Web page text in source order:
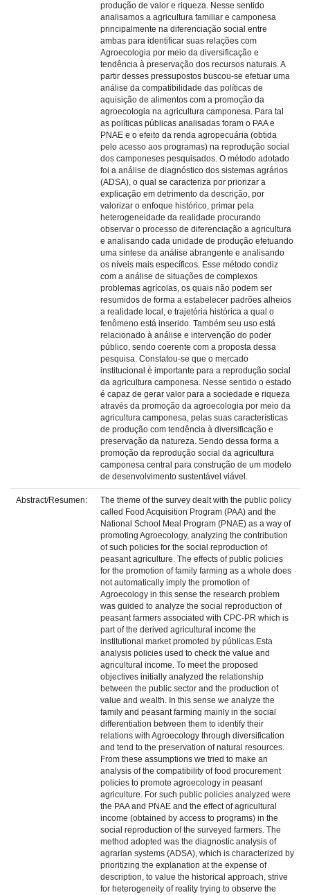
produção de valor e riqueza. Nesse sentido
analisamos a agricultura familiar e camponesa
principalmente na diferenciação social entre
ambas para identificar suas relações com
Agroecologia por meio da diversificação e
tendência à preservação dos recursos naturais. A
partir desses pressupostos buscou-se efetuar uma
análise da compatibilidade das políticas de
aquisição de alimentos com a promoção da
agroecologia na agricultura camponesa. Para tal
as políticas públicas analisadas foram o PAA e
PNAE e o efeito da renda agropecuária (obtida
pelo acesso aos programas) na reprodução social
dos camponeses pesquisados. O método adotado
foi a análise de diagnóstico dos sistemas agrários
(ADSA), o qual se caracteriza por priorizar a
explicação em detrimento da descrição, por
valorizar o enfoque histórico, primar pela
heterogeneidade da realidade procurando
observar o processo de diferenciação a agricultura
e analisando cada unidade de produção efetuando
uma síntese da análise abrangente e analisando
os níveis mais específicos. Esse método condiz
com a análise de situações de complexos
problemas agrícolas, os quais não podem ser
resumidos de forma a estabelecer padrões alheios
a realidade local, e trajetória histórica a qual o
fenômeno está inserido. Também seu uso está
relacionado à análise e intervenção do poder
público, sendo coerente com a proposta dessa
pesquisa. Constatou-se que o mercado
institucional é importante para a reprodução social
da agricultura camponesa. Nesse sentido o estado
é capaz de gerar valor para a sociedade e riqueza
através da promoção da agroecologia por meio da
agricultura camponesa, pelas suas características
de produção com tendência à diversificação e
preservação da natureza. Sendo dessa forma a
promoção da reprodução social da agricultura
camponesa central para construção de um modelo
de desenvolvimento sustentável viável.
Abstract/Resumen:
The theme of the survey dealt with the public policy
called Food Acquisition Program (PAA) and the
National School Meal Program (PNAE) as a way of
promoting Agroecology, analyzing the contribution
of such policies for the social reproduction of
peasant agriculture. The effects of public policies
for the promotion of family farming as a whole does
not automatically imply the promotion of
Agroecology in this sense the research problem
was guided to analyze the social reproduction of
peasant farmers associated with CPC-PR which is
part of the derived agricultural income the
institutional market promoted by públicas.Esta
analysis policies used to check the value and
agricultural income. To meet the proposed
objectives initially analyzed the relationship
between the public sector and the production of
value and wealth. In this sense we analyze the
family and peasant farming mainly in the social
differentiation between them to identify their
relations with Agroecology through diversification
and tend to the preservation of natural resources.
From these assumptions we tried to make an
analysis of the compatibility of food procurement
policies to promote agroecology in peasant
agriculture. For such public policies analyzed were
the PAA and PNAE and the effect of agricultural
income (obtained by access to programs) in the
social reproduction of the surveyed farmers. The
method adopted was the diagnostic analysis of
agrarian systems (ADSA), which is characterized by
prioritizing the explanation at the expense of
description, to value the historical approach, strive
for heterogeneity of reality trying to observe the